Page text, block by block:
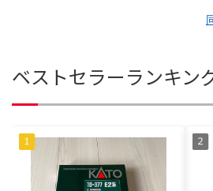
ベストセラーランキン